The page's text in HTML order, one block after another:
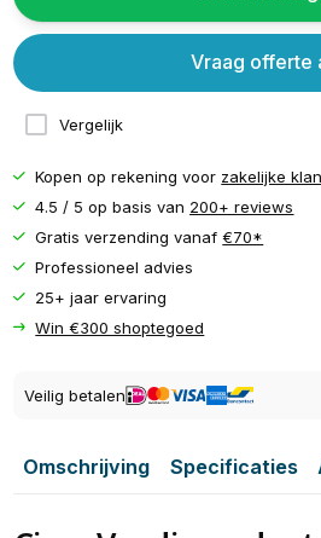
Vergelijk
Vraag offerte
Kopen op rekening voor zakelijke
4.5 / 5 op basis van 200+ reviews
Gratis verzending vanaf€70*
Professioneel advies
25+ jaar ervaring
Win €300 shoptegoed
Veilig betalen
Omschrijving Specificaties